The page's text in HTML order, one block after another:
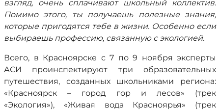
взгляд, очень сплачивают школьный коллектив.
Помимо этого, ты получаешь полезные знания,
которые пригодятся тебе в жизни. Особенно если
выбираешь профессию, связанную с экологией.
Всего, в Красноярске с 7 по 9 ноября эксперты
АСИ проинспектируют три образовательных
путешествия, созданных школьниками региона:
«Красноярск – город гор и лесов» (трек
«Экология»), «Живая вода Красноярья» (трек